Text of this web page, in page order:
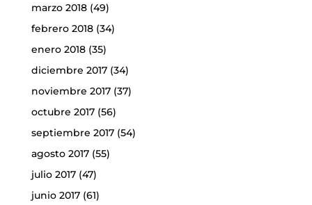
marzo 2018(49)
febrero 2018(34)
enero 2018(35)
diciembre 2017(34)
noviembre 2017(37)
octubre 2017(56)
septiembre 2017(54)
agosto 2017(55)
julio 2017(47)
junio 2017(61)